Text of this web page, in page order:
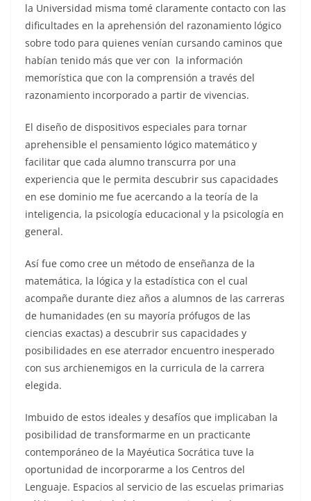
la Universidad misma tomé claramente contacto con las
dificultades en la aprehensión del razonamiento lógico
sobre todo para quienes venían cursando caminos que
habían tenido más que ver con la información
memorística que con la comprensión a través del
razonamiento incorporado a partir de vivencias.
El diseño de dispositivos especiales para tornar
aprehensible el pensamiento lógico matemático y
facilitar que cada alumno transcurra por una
experiencia que le permita descubrir sus capacidades
en ese dominio me fue acercando a la teoría de la
inteligencia, la psicología educacional y la psicología en
general.
Así fue como cree un método de enseñanza de la
matemática, la lógica y la estadística con el cual
acompañe durante diez años a alumnos de las carreras
de humanidades (en su mayoría prófugos de las
ciencias exactas) a descubrir sus capacidades y
posibilidades en ese aterrador encuentro inesperado
con sus archienemigos en la curricula de la carrera
elegida.
Imbuido de estos ideales y desafíos que implicaban la
posibilidad de transformarme en un practicante
contemporáneo de la Mayéutica Socrática tuve la
oportunidad de incorporarme a los Centros del
Lenguaje. Espacios al servicio de las escuelas primarias